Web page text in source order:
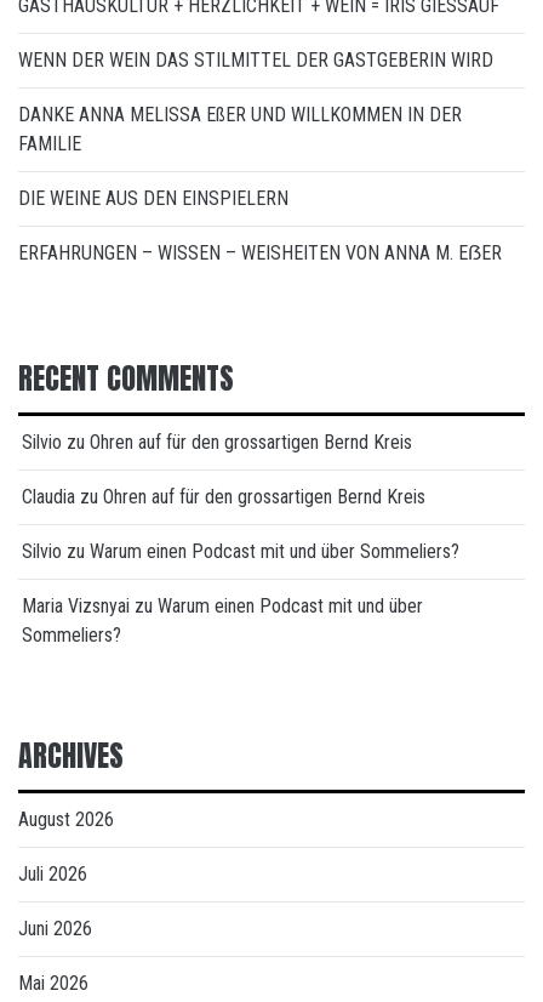
GASTHAUSKULTUR + HERZLICHKEIT + WEIN = IRIS GIESSAUF
WENN DER WEIN DAS STILMITTEL DER GASTGEBERIN WIRD
DANKE ANNA MELISSA EßER UND WILLKOMMEN IN DER
FAMILIE
DIE WEINE AUS DEN EINSPIELERN
ERFAHRUNGEN – WISSEN – WEISHEITEN VON ANNA M. EẞER
RECENT COMMENTS
Silvio zu Ohren auf für den grossartigen Bernd Kreis
Claudia zu Ohren auf für den grossartigen Bernd Kreis
Silvio zu Warum einen Podcast mit und über Sommeliers?
Maria Vizsnyai zu Warum einen Podcast mit und über
Sommeliers?
ARCHIVES
August 2026
Juli 2026
Juni 2026
Mai 2026